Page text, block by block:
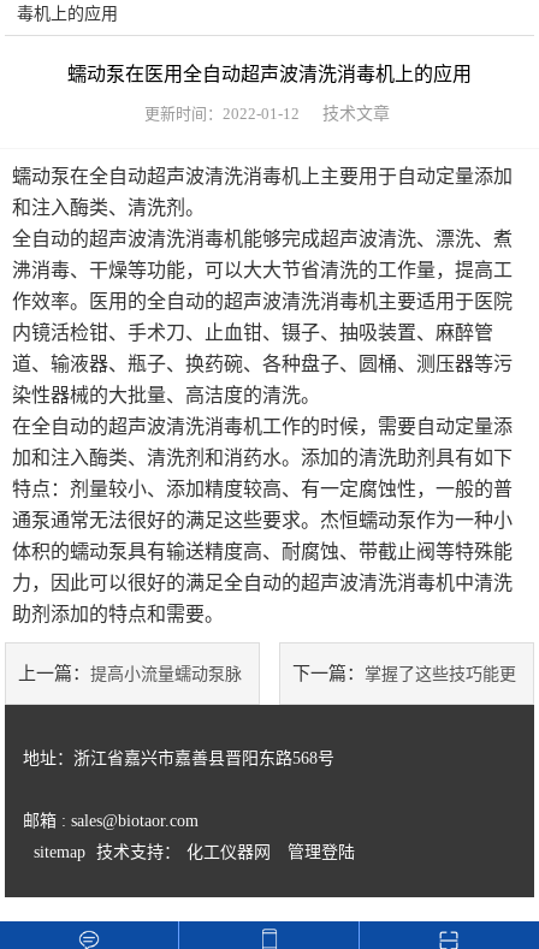
废水处理系统
毒机上的应用
蠕动泵在医用全自动超声波清洗消毒机上的应用
更新时间：2022-01-12 技术文章
蠕动泵在全自动超声波清洗消毒机上主要用于自动定量添加
和注入酶类、清洗剂。
全自动的超声波清洗消毒机能够完成超声波清洗、漂洗、煮
沸消毒、干燥等功能，可以大大节省清洗的工作量，提高工
作效率。医用的全自动的超声波清洗消毒机主要适用于医院
内镜活检钳、手术刀、止血钳、镊子、抽吸装置、麻醉管
道、输液器、瓶子、换药碗、各种盘子、圆桶、测压器等污
染性器械的大批量、高洁度的清洗。
在全自动的超声波清洗消毒机工作的时候，需要自动定量添
加和注入酶类、清洗剂和消药水。添加的清洗助剂具有如下
特点：剂量较小、添加精度较高、有一定腐蚀性，一般的普
通泵通常无法很好的满足这些要求。杰恒蠕动泵作为一种小
体积的蠕动泵具有输送精度高、耐腐蚀、带截止阀等特殊能
力，因此可以很好的满足全自动的超声波清洗消毒机中清洗
助剂添加的特点和需要。
上一篇：提高小流量蠕动泵脉 下一篇： 掌握了这些技巧能更
地址：浙江省嘉兴市嘉善县晋阳东路568号
邮箱 : sales@biotaor.com
sitemap
技术支持： 化工仪器网 管理登陆